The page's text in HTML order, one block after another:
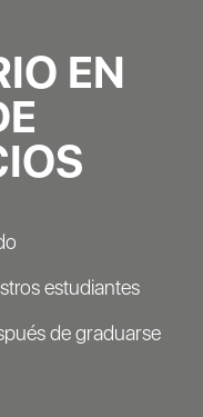
EN
estudiantes
de graduarse